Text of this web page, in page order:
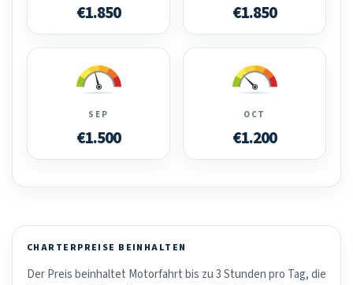
€1.850 €1.850
SEP
€1.500
OCT
€1.200
CHARTERPREISE BEINHALTEN
Der Preis beinhaltet Motorfahrt bis zu 3 Stunden pro Tag, die